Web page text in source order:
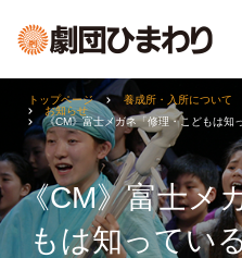
《CM》富士メ
もは知ってい
トップページ 養成所・入所について
お知らせ
《CM》富士メガネ「修理・こどもは知